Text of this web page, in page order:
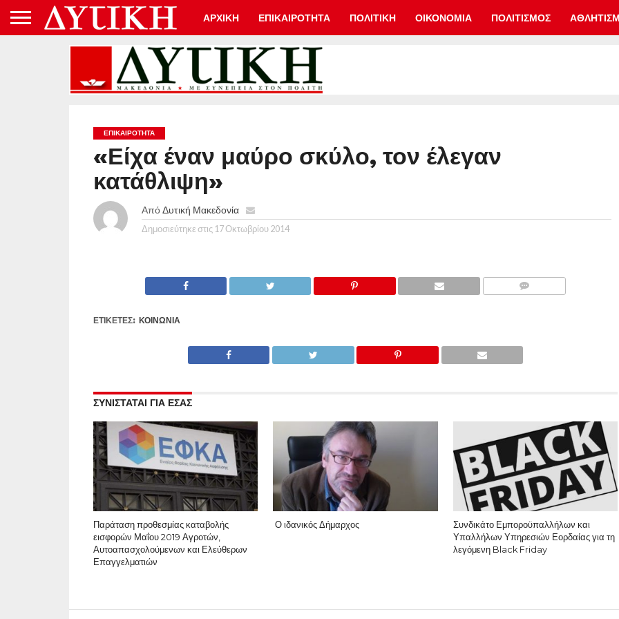
ΑΡΧΙΚΗ ΕΠΙΚΑΙΡΟΤΗΤΑ ΠΟΛΙΤΙΚΗ ΟΙΚΟΝΟΜΙΑ ΠΟΛΙΤΙΣΜΟΣ
ΕΠΙΚΑΙΡΟΤΗΤΑ
«Είχα έναν μαύρο σκύλο, τον έλεγαν
κατάθλιψη»
ΑπόΔυτική Μακεδονία
Δημοσιεύτηκε στις 17 Οκτωβρίου 2014
ΕΤΙΚΕΤΕΣ: ΚΟΙΝΩΝΊΑ
ΣΥΝΙΣΤΑΤΑΙ ΓΙΑ ΕΣΑΣ
Παράταση προθεσμίας καταβολής
εισφορών Μαΐου 2019 Αγροτών,
Αυτοαπασχολούμενων και Ελεύθερων
Επαγγελματιών
Ο ιδανικός Δήμαρχος
Συνδικάτο Εμποροϋπαλλήλων και
Υπαλλήλων Υπηρεσιών Εορδαίας για τη
λεγόμενη Black Friday